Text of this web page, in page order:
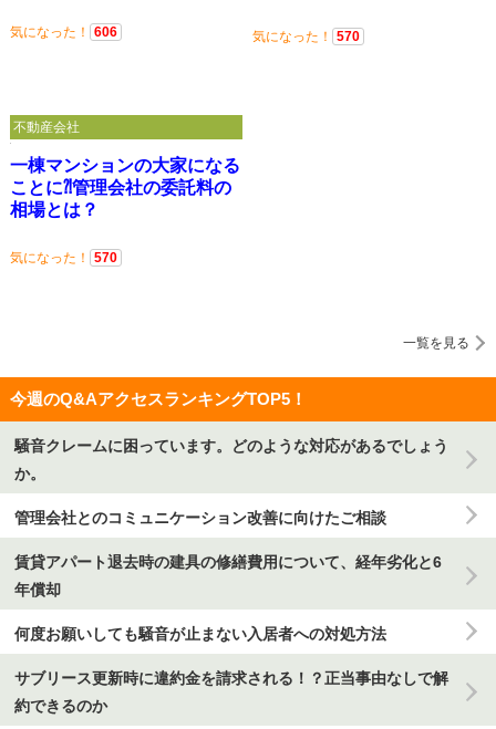
気になった！ 606 気になった！ 570
一棟マンションの大家になる
ことに⁈管理会社の委託料の
相場とは？
気になった！ 570
不動産会社
一覧を見る
今週のQ&AアクセスランキングTOP5！
騒音クレームに困っています。どのような対応があるでしょう
か。
管理会社とのコミュニケーション改善に向けたご相談
賃貸アパート退去時の建具の修繕費用について、経年劣化と6
年償却
何度お願いしても騒音が止まない入居者への対処方法
サブリース更新時に違約金を請求される！？正当事由なしで解
約できるのか